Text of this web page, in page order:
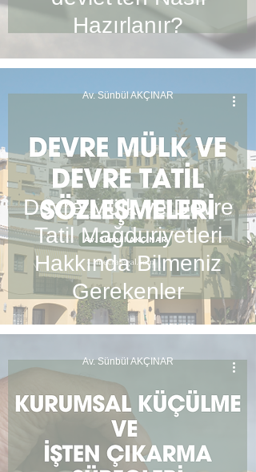
Hazırlanır?
Devre Mülk ve Devre
Tatil Mağduriyetleri
Hakkında Bilmeniz
Gerekenler
Av. Sünbül AKÇINAR
Av. Sünbül AKÇINAR